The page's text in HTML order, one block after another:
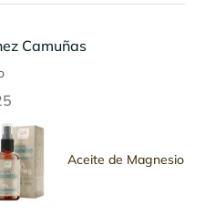
Camuñas
Aceite de Magnesio